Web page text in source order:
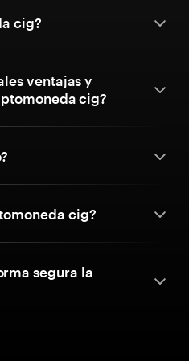
cig?
ventajas y
cig?
cig?
segura la